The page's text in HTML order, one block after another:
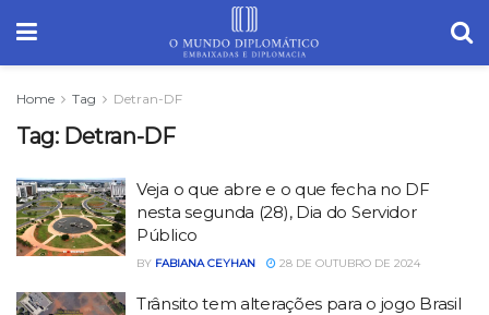
Home Tag Detran-DF
Tag: Detran-DF
Veja o que abre e o que fecha no DF
nesta segunda (28), Dia do Servidor
Público
BY FABIANA CEYHAN 28 DE OUTUBRO DE 2024
Trânsito tem alterações para o jogo Brasil